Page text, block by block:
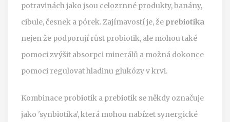
potravinách jako jsou celozrnné produkty, banány,
cibule, česnek a pórek. Zajímavostí je, že prebiotika
nejen že podporují růst probiotik, ale mohou také
pomoci zvýšit absorpci minerálů a možná dokonce
pomoci regulovat hladinu glukózy v krvi.
Kombinace probiotik a prebiotik se někdy označuje
jako 'synbiotika', která mohou nabízet synergické